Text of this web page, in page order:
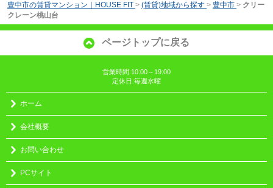
豊中市の賃貸マンション｜HOUSE FIT > (賃貸)地域から探す > 豊中市 > クリー
クレーン桃山台
ページトップに戻る
営業時間:10:00～19:00
定休日:毎週水曜
ホーム
会社概要
お問い合わせ
PCサイト